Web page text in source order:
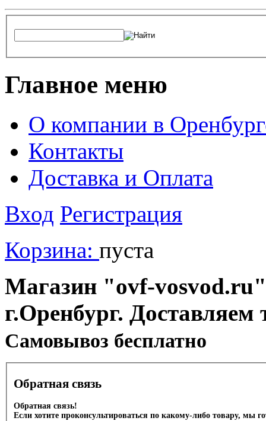
Главное меню
О компании в
Контакты
Доставка и Оплата
Вход Регистрация
Корзина: пуста
Магазин "ovf-vosvod.ru"
г.Оренбург.
Cамовывоз бесплатно
Обратная связь
Обратная связь!
Если хотите проконсультироваться по какому-либо товару, мы